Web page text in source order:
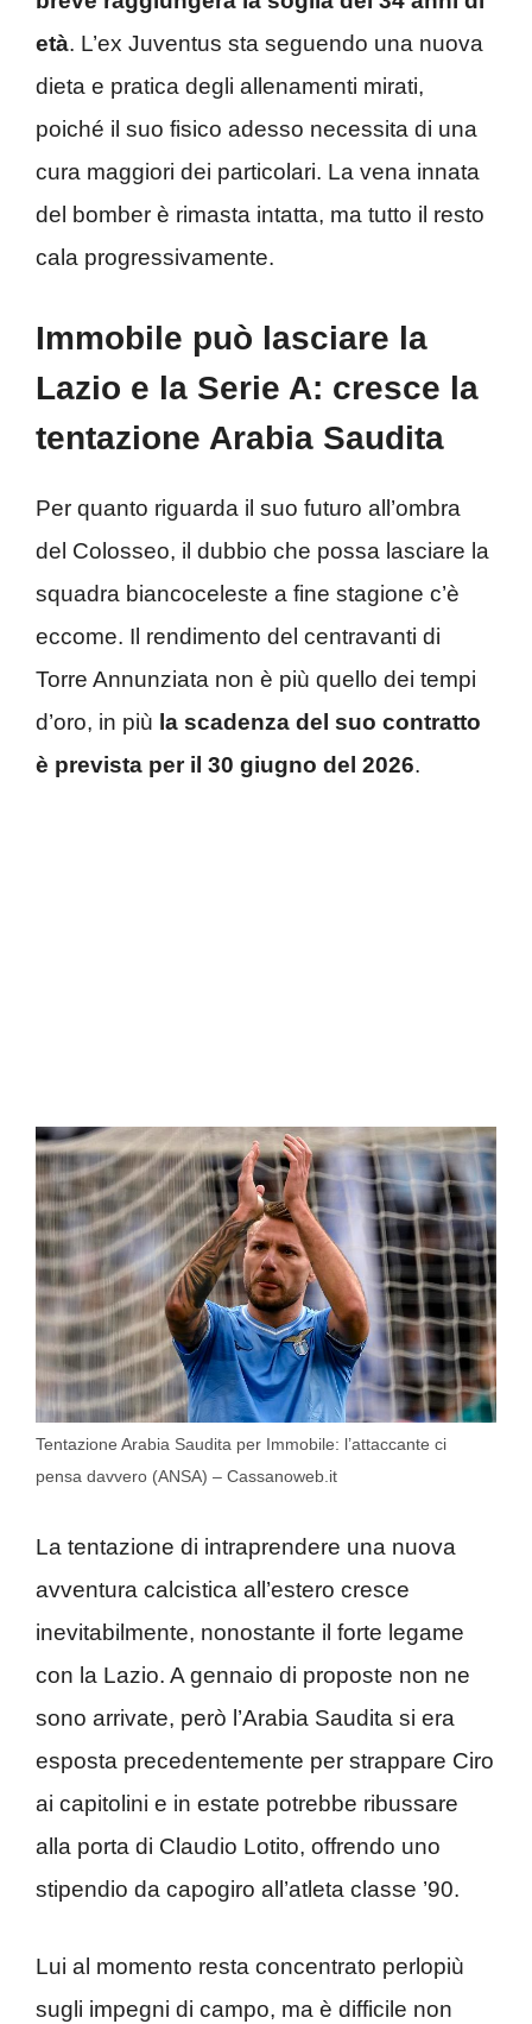
età. L’ex Juventus sta seguendo una nuova
dieta e pratica degli allenamenti mirati,
poiché il suo fisico adesso necessita di una
cura maggiori dei particolari. La vena innata
del bomber è rimasta intatta, ma tutto il resto
cala progressivamente.
Immobile può lasciare la
Lazio e la Serie A: cresce la
tentazione Arabia Saudita
Per quanto riguarda il suo futuro all’ombra
del Colosseo, il dubbio che possa lasciare la
squadra biancoceleste a fine stagione c’è
eccome. Il rendimento del centravanti di
Torre Annunziata non è più quello dei tempi
d’oro, in più la scadenza del suo contratto
è prevista per il 30 giugno del 2026.
Tentazione Arabia Saudita per Immobile: l’attaccante ci
pensa davvero (ANSA) – Cassanoweb.it
La tentazione di intraprendere una nuova
avventura calcistica all’estero cresce
inevitabilmente, nonostante il forte legame
con la Lazio. A gennaio di proposte non ne
sono arrivate, però l’Arabia Saudita si era
esposta precedentemente per strappare Ciro
ai capitolini e in estate potrebbe ribussare
alla porta di Claudio Lotito, offrendo uno
stipendio da capogiro all’atleta classe ’90.
Lui al momento resta concentrato perlopiù
sugli impegni di campo, ma è difficile non